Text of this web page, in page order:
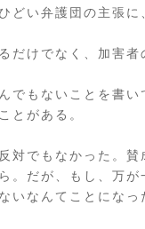
い弁護団の主張に
けでなく、加害者
もないことを書い
とがある。
でもなかった。賛
。だが、もし、万
いなんてことにな